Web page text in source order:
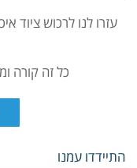
עזרו לנו לרכוש ציוד
כל זה קורה
התיידדו עמנו